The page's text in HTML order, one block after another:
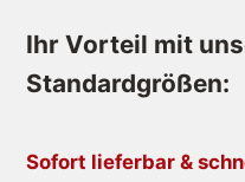
Ihr Vorteil mit
Standardgrößen:
Sofort lieferbar &